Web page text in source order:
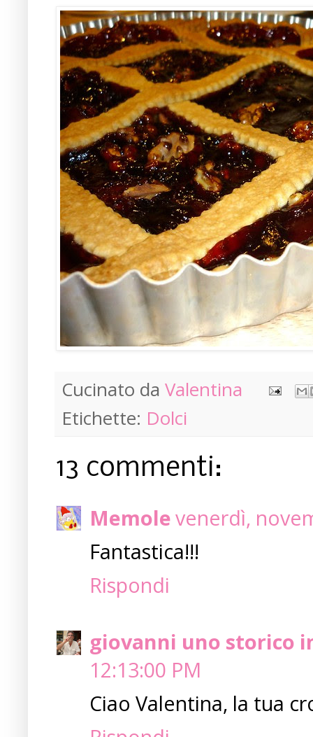
Cucinato da Valentina
Etichette: Dolci
13 commenti:
Memolevenerdì,
Fantastica!!!
Rispondi
giovanni uno storico
12:13:00 PM
Ciao Valentina, la tua